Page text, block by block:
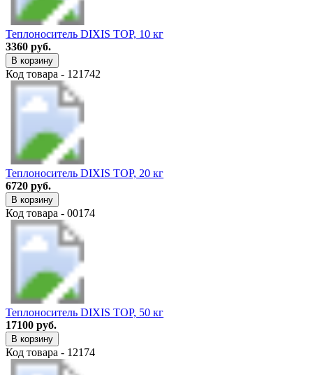
Теплоноситель DIXIS TOP, 10 кг
3360 руб.
В корзину
Код товара - 121742
Теплоноситель DIXIS TOP, 20 кг
6720 руб.
В корзину
Код товара - 00174
Теплоноситель DIXIS TOP, 50 кг
17100 руб.
В корзину
Код товара - 12174